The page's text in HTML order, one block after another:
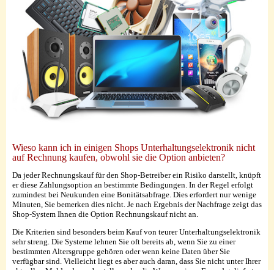
Wieso kann ich in einigen Shops Unterhaltungselektronik nicht
auf Rechnung kaufen, obwohl sie die Option anbieten?
Da jeder Rechnungskauf für den Shop-Betreiber ein Risiko darstellt, knüpft
er diese Zahlungsoption an bestimmte Bedingungen. In der Regel erfolgt
zumindest bei Neukunden eine Bonitätsabfrage. Dies erfordert nur wenige
Minuten, Sie bemerken dies nicht. Je nach Ergebnis der Nachfrage zeigt das
Shop-System Ihnen die Option Rechnungskauf nicht an.
Die Kriterien sind besonders beim Kauf von teurer Unterhaltungselektronik
sehr streng. Die Systeme lehnen Sie oft bereits ab, wenn Sie zu einer
bestimmten Altersgruppe gehören oder wenn keine Daten über Sie
verfügbar sind. Vielleicht liegt es aber auch daran, dass Sie nicht unter Ihrer